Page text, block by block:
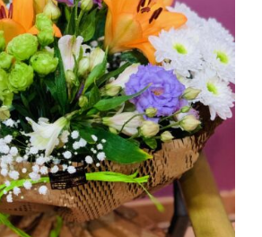
AL CARRITO
/